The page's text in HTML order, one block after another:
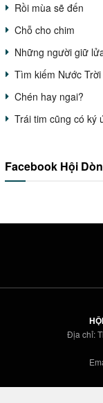
Rồi mùa sẽ đến
Chỗ cho chim
Những người giữ
Tìm kiếm Nước Trời
Chén hay ngai?
Trái tim cũng có ký
Facebook Hội
Địa chỉ: